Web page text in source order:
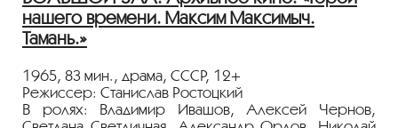
Показ пройдёт с плёнки 35 мм из коллекции
Госфильмофонда России.
Лента представлена в рамках программы
«ПЕРСОНА. Станислав Ростоцкий»
нашего времени. Максим Максимыч.
Тамань.»
1965, 83 мин., драма, СССР, 12+
Режиссер: Станислав Ростоцкий
В ролях: Владимир Ивашов, Алексей Чернов,